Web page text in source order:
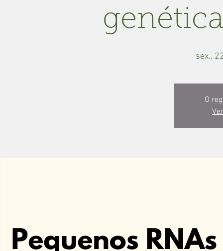
sex.,
O